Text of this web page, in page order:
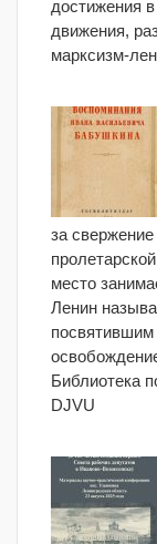
достижения
движения,
за
место
Ленин
Библиотека
DJVU